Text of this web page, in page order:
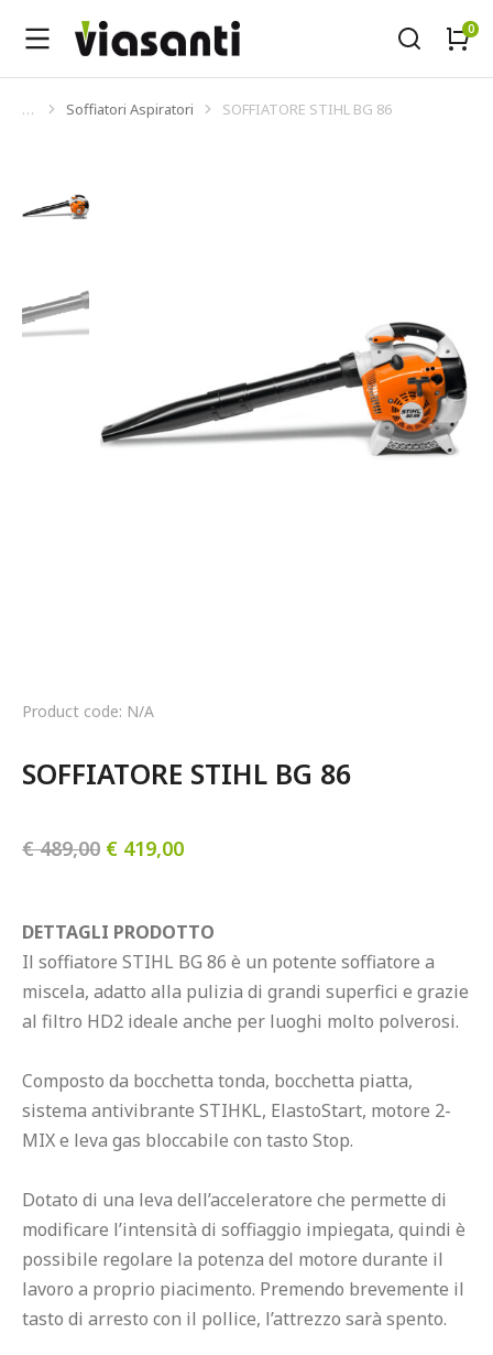
Tu sei qui:Soffiatori Aspiratori SOFFIATORE STIHL BG 86
Product code: N/A
SOFFIATORE STIHL BG 86
€489,00 € 419,00
DETTAGLI PRODOTTO
Il soffiatore STIHL BG 86 è un potente soffiatore a
miscela, adatto alla pulizia di grandi superfici e grazie
al filtro HD2 ideale anche per luoghi molto polverosi.
Composto da bocchetta tonda, bocchetta piatta,
sistema antivibrante STIHKL, ElastoStart, motore 2-
MIX e leva gas bloccabile con tasto Stop.
Dotato di una leva dell’acceleratore che permette di
modificare l’intensità di soffiaggio impiegata, quindi è
possibile regolare la potenza del motore durante il
lavoro a proprio piacimento. Premendo brevemente il
tasto di arresto con il pollice, l’attrezzo sarà spento.